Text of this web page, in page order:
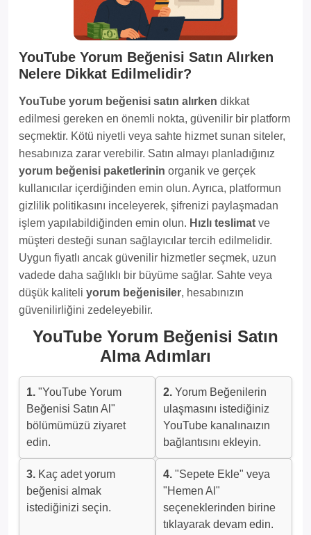
YouTube Yorum Beğenisi Satın Alırken
Nelere Dikkat Edilmelidir?
YouTube yorum beğenisi satın alırken dikkat
edilmesi gereken en önemli nokta, güvenilir bir platform
seçmektir. Kötü niyetli veya sahte hizmet sunan siteler,
hesabınıza zarar verebilir. Satın almayı planladığınız
yorum beğenisi paketlerinin organik ve gerçek
kullanıcılar içerdiğinden emin olun. Ayrıca, platformun
gizlilik politikasını inceleyerek, şifrenizi paylaşmadan
işlem yapılabildiğinden emin olun. Hızlı teslimat ve
müşteri desteği sunan sağlayıcılar tercih edilmelidir.
Uygun fiyatlı ancak güvenilir hizmetler seçmek, uzun
vadede daha sağlıklı bir büyüme sağlar. Sahte veya
düşük kaliteli yorum beğenisiler, hesabınızın
güvenilirliğini zedeleyebilir.
YouTube Yorum Beğenisi Satın
Alma Adımları
1. "YouTube Yorum
Beğenisi Satın Al"
bölümümüzü ziyaret
edin.
2. Yorum Beğenilerin
ulaşmasını istediğiniz
YouTube kanalınaızın
bağlantısını ekleyin.
3. Kaç adet yorum
beğenisi almak
istediğinizi seçin.
4. "Sepete Ekle" veya
"Hemen Al"
seçeneklerinden birine
tıklayarak devam edin.